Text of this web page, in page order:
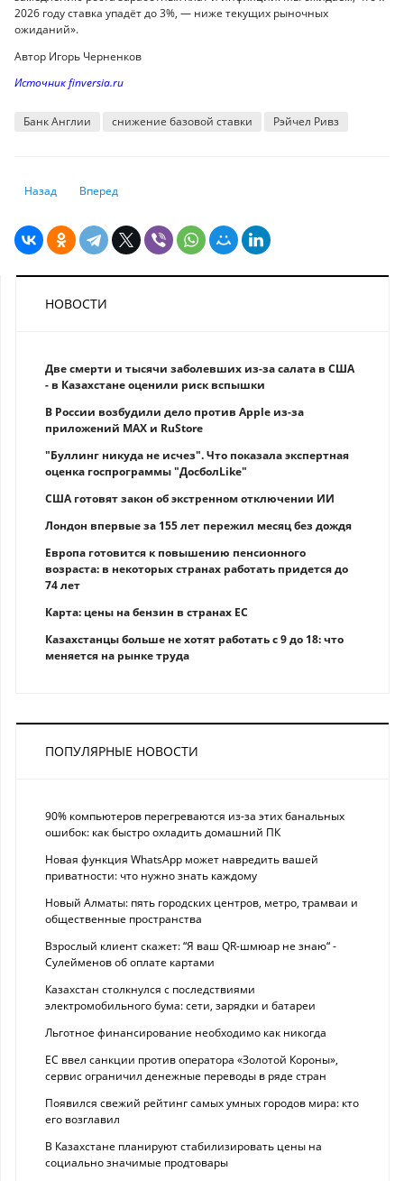
2026 году ставка упадёт до 3%, — ниже текущих рыночных
ожиданий».
Автор Игорь Черненков
Источник finversia.ru
Банк Англии снижение базовой ставки Рэйчел Ривз
Предыдущий: США и Китай продлили торговое перемирие на 90 дней
Назад Следующий: Трамп пригрозил ЕС пошлинами в 35%
Вперед
НОВОСТИ
Две смерти и тысячи заболевших из-за салата в США
- в Казахстане оценили риск вспышки
В России возбудили дело против Apple из-за
приложений MAX и RuStore
"Буллинг никуда не исчез". Что показала экспертная
оценка госпрограммы "ДосболLike"
США готовят закон об экстренном отключении ИИ
Лондон впервые за 155 лет пережил месяц без дождя
Европа готовится к повышению пенсионного
возраста: в некоторых странах работать придется до
74 лет
Карта: цены на бензин в странах ЕС
Казахстанцы больше не хотят работать с 9 до 18: что
меняется на рынке труда
ПОПУЛЯРНЫЕ НОВОСТИ
90% компьютеров перегреваются из-за этих банальных
ошибок: как быстро охладить домашний ПК
Новая функция WhatsApp может навредить вашей
приватности: что нужно знать каждому
Новый Алматы: пять городских центров, метро, трамваи и
общественные пространства
Взрослый клиент скажет: “Я ваш QR-шмюар не знаю“ -
Сулейменов об оплате картами
Казахстан столкнулся с последствиями
электромобильного бума: сети, зарядки и батареи
Льготное финансирование необходимо как никогда
ЕС ввел санкции против оператора «Золотой Короны»,
сервис ограничил денежные переводы в ряде стран
Появился свежий рейтинг самых умных городов мира: кто
его возглавил
В Казахстане планируют стабилизировать цены на
социально значимые продтовары